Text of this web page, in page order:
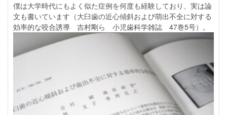
僕は大学時代にもよく似た症例を何度も経験しており、実は論
文も書いています（大臼歯の近心傾斜および萌出不全に対する
効率的な咬合誘導 吉村剛ら 小児歯科学雑誌 47巻5号）。